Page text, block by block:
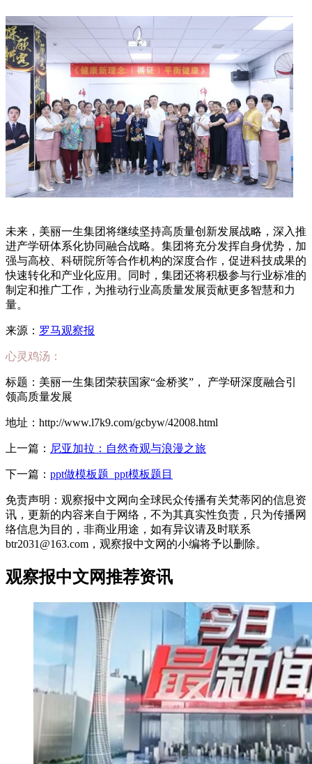
未来，美丽一生集团将继续坚持高质量创新发展战略，深入推
进产学研体系化协同融合战略。集团将充分发挥自身优势，加
强与高校、科研院所等合作机构的深度合作，促进科技成果的
快速转化和产业化应用。同时，集团还将积极参与行业标准的
制定和推广工作，为推动行业高质量发展贡献更多智慧和力
量。
来源： 罗马观察报
心灵鸡汤：
标题：美丽一生集团荣获国家“金桥奖”， 产学研深度融合引
领高质量发展
地址：http://www.l7k9.com/gcbyw/42008.html
上一篇： 尼亚加拉：自然奇观与浪漫之旅
下一篇： ppt做模板题_ppt模板题目
免责声明：观察报中文网向全球民众传播有关梵蒂冈的信息资
讯，更新的内容来自于网络，不为其真实性负责，只为传播网
络信息为目的，非商业用途，如有异议请及时联系
btr2031@163.com，观察报中文网的小编将予以删除。
观察报中文网推荐资讯